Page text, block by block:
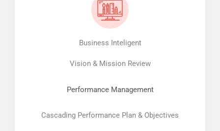
Business Inteligent
Vision & Mission Review
Performance Management
Cascading Performance Plan & Objectives